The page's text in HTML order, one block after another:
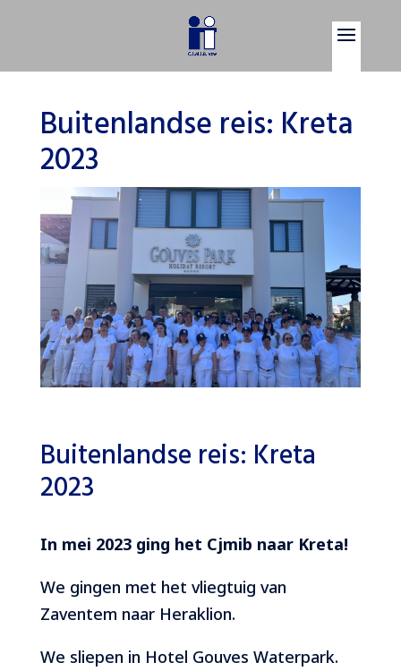
Buitenlandse reis: Kreta
2023
Buitenlandse reis: Kreta
2023
In mei 2023 ging het Cjmib naar Kreta!
We gingen met het vliegtuig van
Zaventem naar Heraklion.
We sliepen in Hotel Gouves Waterpark.